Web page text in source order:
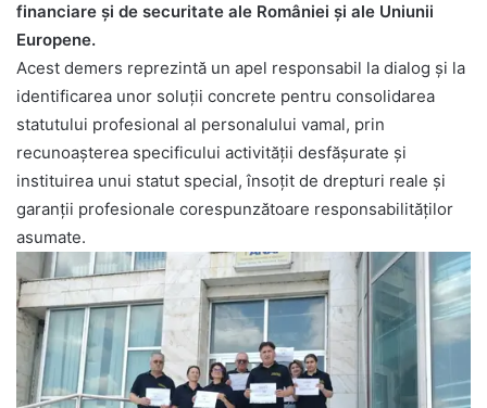
financiare și de securitate ale României și ale Uniunii
Europene.
Acest demers reprezintă un apel responsabil la dialog și la
identificarea unor soluții concrete pentru consolidarea
statutului profesional al personalului vamal, prin
recunoașterea specificului activității desfășurate și
instituirea unui statut special, însoțit de drepturi reale și
garanții profesionale corespunzătoare responsabilităților
asumate.